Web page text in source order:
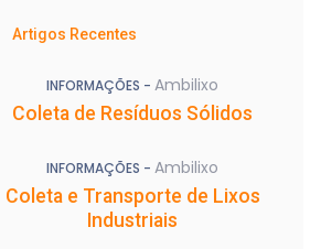
Artigos Recentes
INFORMAÇÕES - Ambilixo
Coleta de Resíduos Sólidos
INFORMAÇÕES - Ambilixo
Coleta e Transporte de Lixos
Industriais